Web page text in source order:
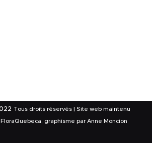
Tous droits réservés | Site web maintenu
graphisme par Anne Moncion